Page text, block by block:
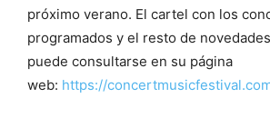
próximo verano. El cartel con los
programados y el resto de
puede consultarse en su página
web: https://